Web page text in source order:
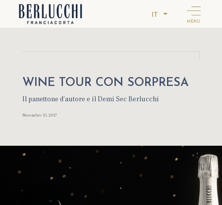
IT
MENU
WINE TOUR CON SORPRESA
Il panettone d’autore e il Demi Sec Berlucchi
Novembre 15, 2017